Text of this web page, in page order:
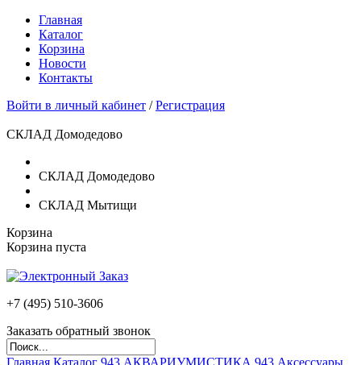
Главная
Каталог
Корзина
Новости
Контакты
Войти в личный кабинет /Регистрация
СКЛАД Домодедово
СКЛАД Домодедово
СКЛАД Мытищи
Корзина
Корзина пуста
+7 (495) 510-3606
Заказать обратный звонок
Главная Каталог 943 АКВАРИУМИСТИКА 943 Аксессуары